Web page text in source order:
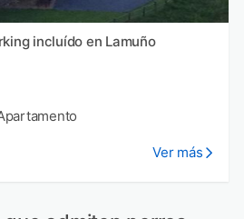
incluído en Lamuño
Ver más